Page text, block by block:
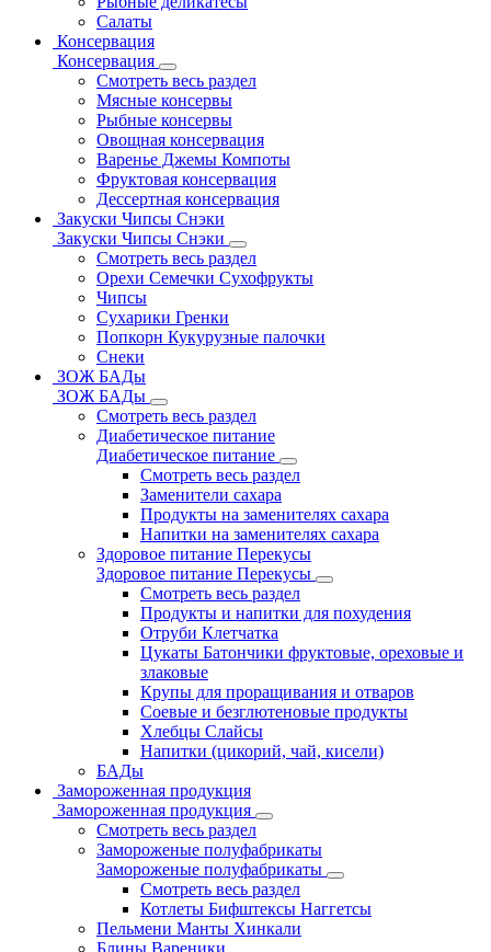
Салаты
Консервация
Консервация
Смотреть весь раздел
Мясные консервы
Рыбные консервы
Овощная консервация
Варенье Джемы Компоты
Фруктовая консервация
Дессертная консервация
Закуски Чипсы Снэки
Закуски Чипсы Снэки
Смотреть весь раздел
Орехи Семечки Сухофрукты
Чипсы
Сухарики Гренки
Попкорн Кукурузные палочки
Снеки
ЗОЖ БАДы
ЗОЖ БАДы
Смотреть весь раздел
Диабетическое питание
Диабетическое питание
Смотреть весь раздел
Заменители сахара
Продукты на заменителях сахара
Напитки на заменителях сахара
Здоровое питание Перекусы
Здоровое питание Перекусы
Смотреть весь раздел
Продукты и напитки для похудения
Отруби Клетчатка
Цукаты Батончики фруктовые, ореховые и
злаковые
Крупы для проращивания и отваров
Соевые и безглютеновые продукты
Хлебцы Слайсы
Напитки (цикорий, чай, кисели)
БАДы
Замороженная продукция
Замороженная продукция
Смотреть весь раздел
Замороженые полуфабрикаты
Замороженые полуфабрикаты
Смотреть весь раздел
Котлеты Бифштексы Наггетсы
Пельмени Манты Хинкали
Блины Вареники